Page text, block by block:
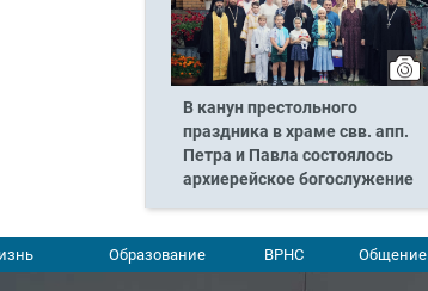
В канун престольного
праздника в храме свв. апп.
Петра и Павла состоялось
архиерейское богослужение
Образование ВРНС Общение